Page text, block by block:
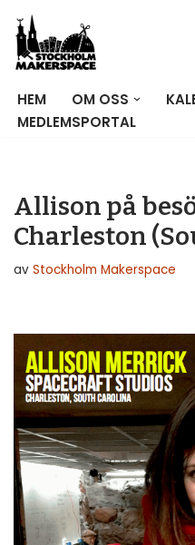
Hoppa
till
innehåll
HEM OM OSS
MEDLEMSPORTAL
Allison på
Charleston
av Stockholm Makerspace